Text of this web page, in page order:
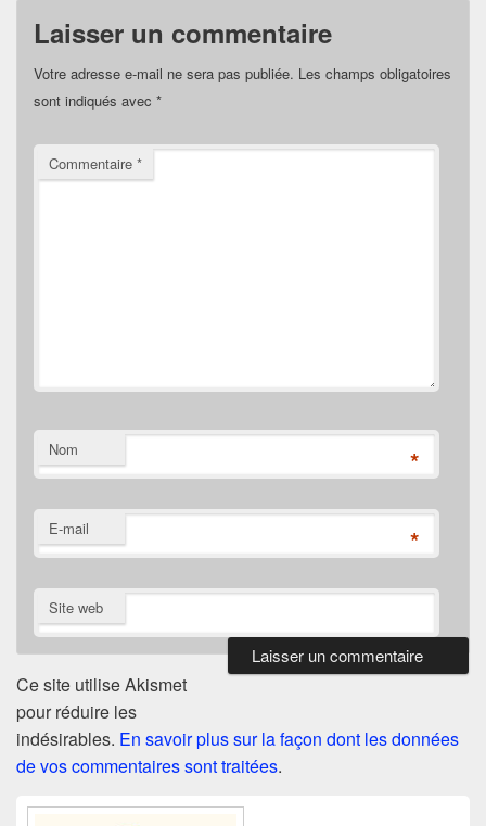
Laisser un commentaire
Votre adresse e-mail ne sera pas publiée. Les champs obligatoires
sont indiqués avec *
Commentaire *
Nom *
E-mail *
Site web
Ce site utilise Akismet
pour réduire les
indésirables. En savoir plus sur la façon dont les données
de vos commentaires sont traitées.
Zone